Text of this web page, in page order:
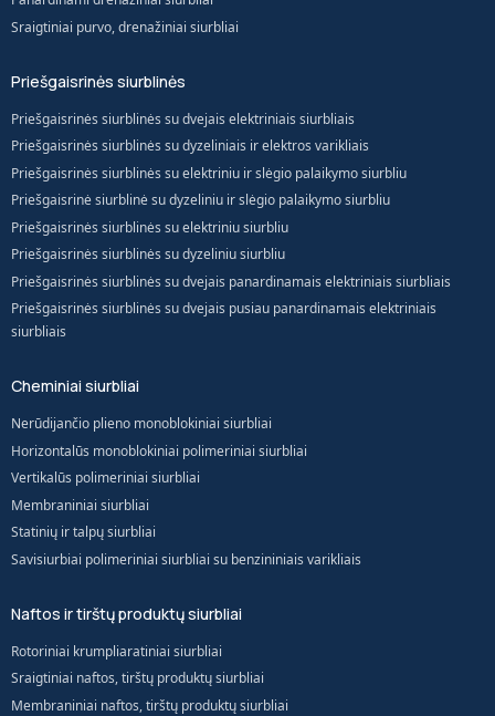
Sraigtiniai purvo, drenažiniai siurbliai
Priešgaisrinės siurblinės
Priešgaisrinės siurblinės su dvejais elektriniais siurbliais
Priešgaisrinės siurblinės su dyzeliniais ir elektros varikliais
Priešgaisrinės siurblinės su elektriniu ir slėgio palaikymo siurbliu
Priešgaisrinė siurblinė su dyzeliniu ir slėgio palaikymo siurbliu
Priešgaisrinės siurblinės su elektriniu siurbliu
Priešgaisrinės siurblinės su dyzeliniu siurbliu
Priešgaisrinės siurblinės su dvejais panardinamais elektriniais siurbliais
Priešgaisrinės siurblinės su dvejais pusiau panardinamais elektriniais
siurbliais
Cheminiai siurbliai
Nerūdijančio plieno monoblokiniai siurbliai
Horizontalūs monoblokiniai polimeriniai siurbliai
Vertikalūs polimeriniai siurbliai
Membraniniai siurbliai
Statinių ir talpų siurbliai
Savisiurbiai polimeriniai siurbliai su benzininiais varikliais
Naftos ir tirštų produktų siurbliai
Rotoriniai krumpliaratiniai siurbliai
Sraigtiniai naftos, tirštų produktų siurbliai
Membraniniai naftos, tirštų produktų siurbliai